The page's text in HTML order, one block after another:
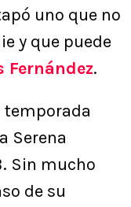
uno que no
y que puede
Fernández.
Serena
Sin mucho
de su